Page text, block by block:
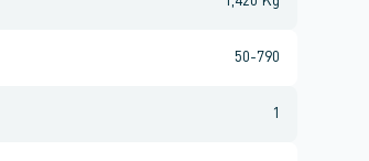
50-790
1